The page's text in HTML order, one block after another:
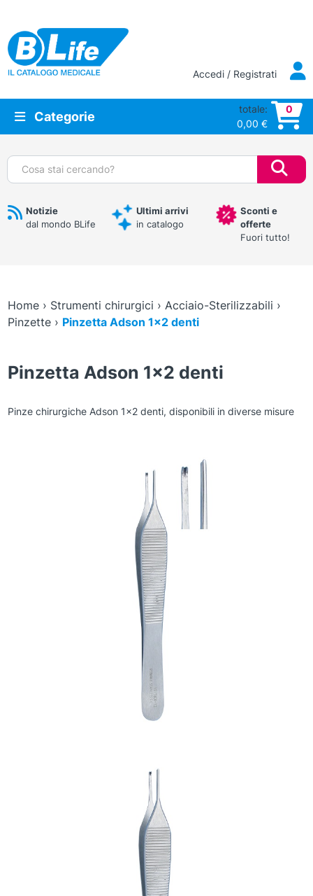
Vai al contenuto principale
Accedi / Registrati
Categorie
totale:
0,00 €
0
Cerca:
Notizie
dal mondo BLife
Ultimi arrivi
in catalogo
Sconti e
offerte
Fuori tutto!
Home› Strumenti chirurgici › Acciaio-Sterilizzabili ›
Pinzette› Pinzetta Adson 1×2 denti
Pinzetta Adson 1×2 denti
Pinze chirurgiche Adson 1×2 denti, disponibili in diverse misure